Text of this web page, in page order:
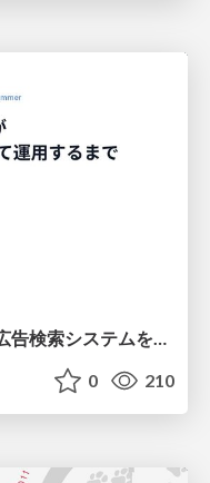
検索技術知識0のエンジニアが広告検索システムを内製化して運用するまで
0 210